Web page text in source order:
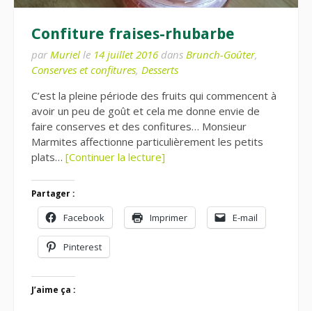
Confiture fraises-rhubarbe
par Muriel le 14 juillet 2016 dans Brunch-Goûter,
Conserves et confitures, Desserts
C’est la pleine période des fruits qui commencent à
avoir un peu de goût et cela me donne envie de
faire conserves et des confitures… Monsieur
Marmites affectionne particulièrement les petits
plats… [Continuer la lecture]
Partager :
Facebook Imprimer E-mail
Pinterest
J’aime ça :